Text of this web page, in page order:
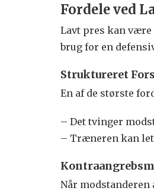
Fordele ved
Lavt pres kan
brug for en
Struktureret
En af de største
– Det tvinger
– Træneren kan
Når